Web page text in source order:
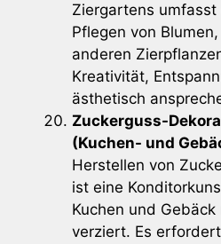
Ziergartens
Pflegen von
anderen
Kreativität,
ästhetisch
Zuckerguss-
(Kuchen- und
Herstellen von
ist eine
Kuchen und
verziert. Es